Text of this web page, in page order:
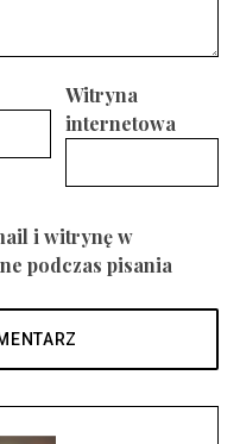
Witryna
internetowa
i witrynę w
podczas pisania